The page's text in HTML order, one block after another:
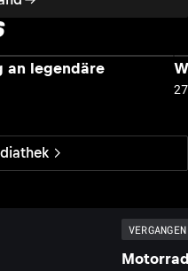
an legendäre
VERGANGEN